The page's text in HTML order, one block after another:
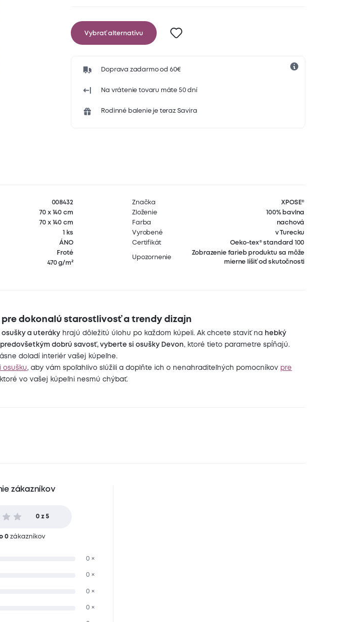
Vybrať alternatívu
Doprava zadarmo od 60€
Na vrátenie tovaru máte 50 dní
Rodinné balenie je teraz Savira
008432
70 x 140 cm
70 x 140 cm
1 ks
ÁNO
Froté
470 g/m²
Značka
XPOSE®
Zloženie
100% bavlna
Farba
nachová
Vyrobené
v Turecku
Certifikát
Oeko-tex® standard 100
Upozornenie
Zobrazenie farieb produktu sa môže
mierne líšiť od skutočnosti
dokonalú starostlivosť a trendy dizajn
a uteráky hrajú dôležitú úlohu po každom kúpeli. Ak chcete staviť na hebký
dobrú savosť, vyberte si osušky Devon, ktoré tieto parametre spĺňajú.
doladí interiér vašej kúpeľne.
osušku, aby vám spoľahlivo slúžili a doplňte ich o nenahraditeľných pomocníkov pre
vo vašej kúpeľni nesmú chýbať.
zákazníkov
0 z 5
0 zákazníkov
0 ×
0 ×
0 ×
0 ×